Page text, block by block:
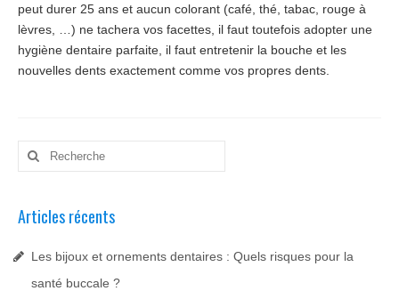
peut durer 25 ans et aucun colorant (café, thé, tabac, rouge à
lèvres, …) ne tachera vos facettes, il faut toutefois adopter une
hygiène dentaire parfaite, il faut entretenir la bouche et les
nouvelles dents exactement comme vos propres dents.
Rechercher
:
Articles récents
Les bijoux et ornements dentaires : Quels risques pour la
santé buccale ?